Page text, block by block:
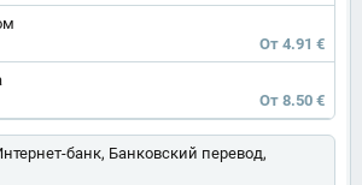
От 4.91 €
От 8.50 €
банк, Банковский перевод,